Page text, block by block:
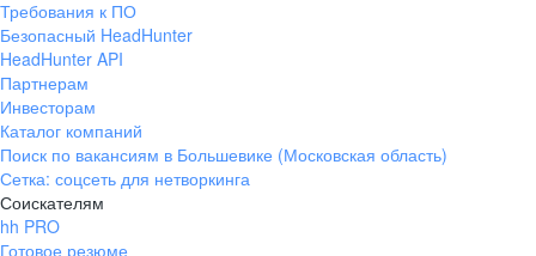
Требования к ПО
Безопасный HeadHunter
HeadHunter API
Партнерам
Инвесторам
Каталог компаний
Поиск по вакансиям в Большевике (Московская область)
Сетка: соцсеть для нетворкинга
Соискателям
hh PRO
Готовое резюме